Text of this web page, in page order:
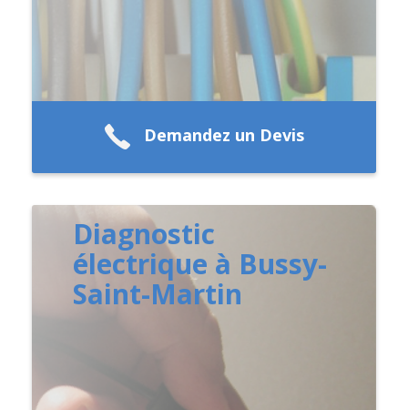
Demandez un Devis
Diagnostic
électrique à Bussy-
Saint-Martin